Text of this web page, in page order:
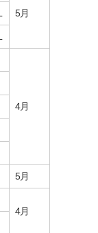
5月
4月
5月
4月